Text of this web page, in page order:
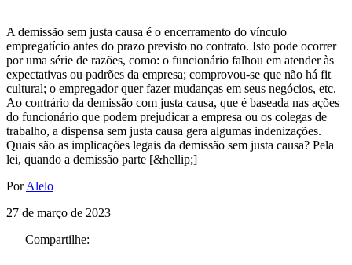
A demissão sem justa causa é o encerramento do vínculo
empregatício antes do prazo previsto no contrato. Isto pode ocorrer
por uma série de razões, como: o funcionário falhou em atender às
expectativas ou padrões da empresa; comprovou-se que não há fit
cultural; o empregador quer fazer mudanças em seus negócios, etc.
Ao contrário da demissão com justa causa, que é baseada nas ações
do funcionário que podem prejudicar a empresa ou os colegas de
trabalho, a dispensa sem justa causa gera algumas indenizações.
Quais são as implicações legais da demissão sem justa causa? Pela
lei, quando a demissão parte [&hellip;]
PorAlelo
27 de março de 2023
Compartilhe: